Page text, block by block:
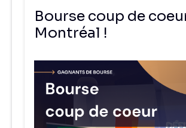
Bourse coup de
Montréal !